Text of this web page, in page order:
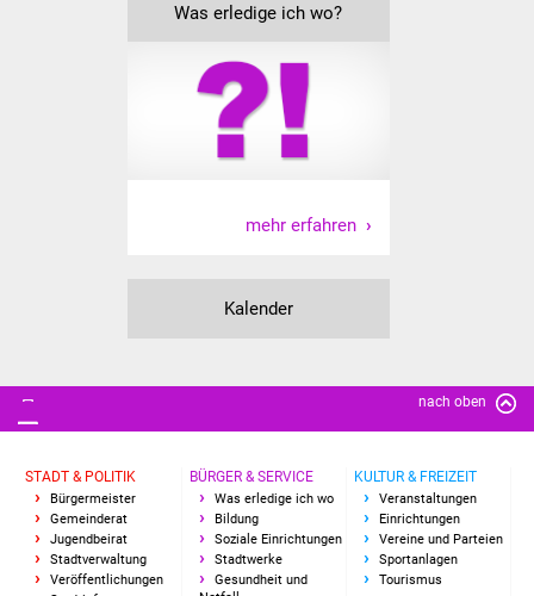
Was erledige ich wo?
mehr erfahren
Kalender
nach oben
STADT & POLITIK
Bürgermeister
Gemeinderat
Jugendbeirat
Stadtverwaltung
Veröffentlichungen
BÜRGER & SERVICE
Was erledige ich wo
Bildung
Soziale Einrichtungen
Stadtwerke
Gesundheit und
KULTUR & FREIZEIT
Veranstaltungen
Einrichtungen
Vereine und Parteien
Sportanlagen
Tourismus